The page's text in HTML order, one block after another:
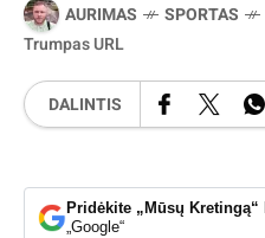
AURIMAS SPORTAS
Trumpas URL
DALINTIS
Pridėkite „Mūsų Kretingą“
„Google“